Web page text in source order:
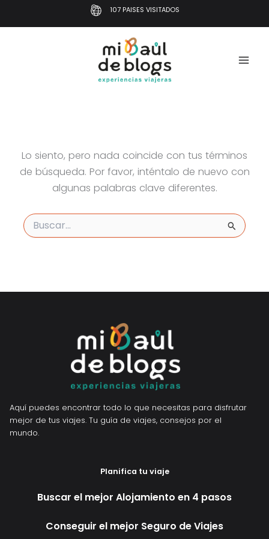
al
107 PAISES VISITADOS
Lo siento, pero nada coincide con tus términos
de búsqueda. Por favor, inténtalo de nuevo con
algunas palabras clave diferentes.
Buscar
por:
Aquí puedes encontrar todo lo que necesitas para disfrutar
mejor de tus viajes. Tu guía de viajes, consejos por el
mundo.
Planifica tu viaje
Buscar el mejor Alojamiento en 4 pasos
Conseguir el mejor Seguro de Viajes